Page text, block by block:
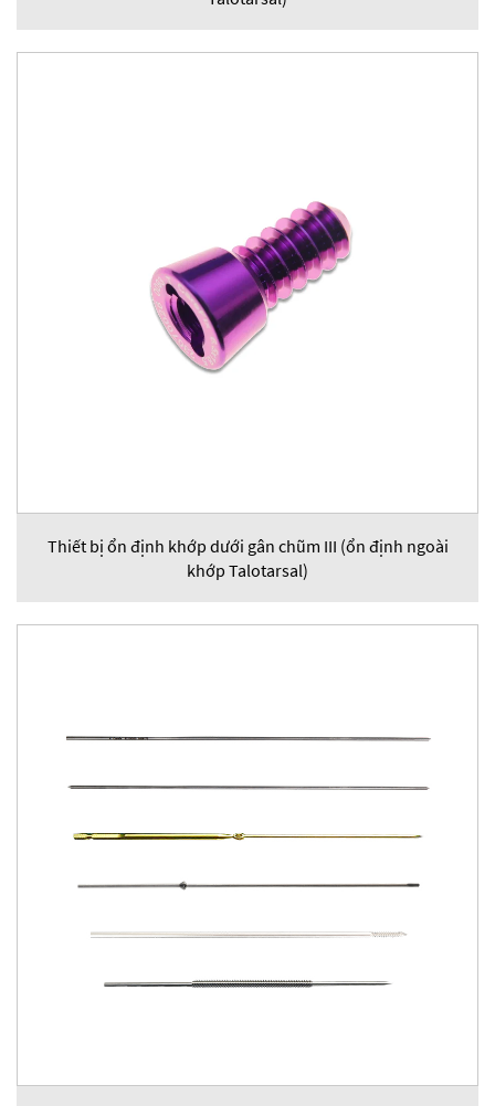
Thiết bị ổn định khớp dưới gân chũm III (ổn định ngoài
khớp Talotarsal)